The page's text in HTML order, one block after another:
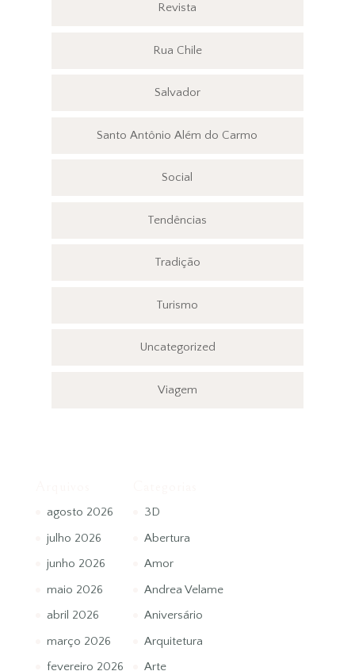
Revista
Rua Chile
Salvador
Santo Antônio Além do Carmo
Social
Tendências
Tradição
Turismo
Uncategorized
Viagem
agosto 2026
julho 2026
junho 2026
maio 2026
abril 2026
março 2026
fevereiro 2026
3D
Abertura
Amor
Andrea Velame
Aniversário
Arquitetura
Arte